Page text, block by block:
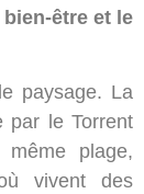
être et le
paysage. La
par le Torrent
plage,
vivent des